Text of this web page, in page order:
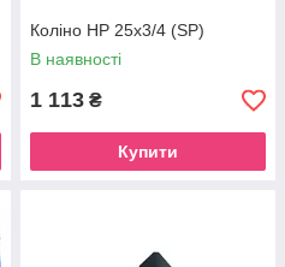
Коліно НР 25х3/4 (SP)
В наявності
1 113 ₴
Купити